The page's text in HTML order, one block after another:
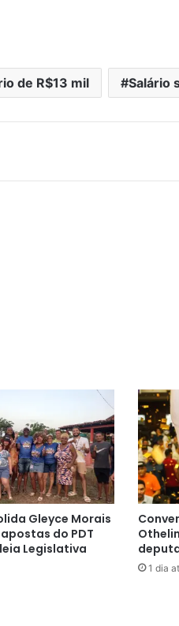
de R$13 mil Salário
Gleyce Morais
do PDT
Legislativa
1 dia